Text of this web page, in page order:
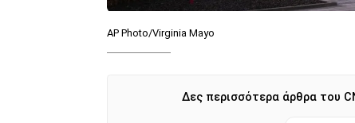
AP Photo/Virginia Mayo
Δες περισσότερα άρθρα του